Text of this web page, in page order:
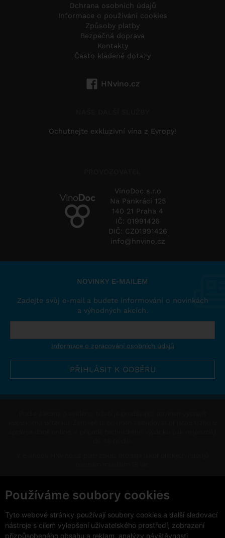
Používáme soubory cookies
Tyto webové stránky používají soubory cookies a další sledovací
nástroje s cílem vylepšení uživatelského prostředí, zobrazení
přizpůsobeného obsahu a reklam, analýzy návštěvnosti
Ochrana osobních údajů
Informace o používání cookies
Způsoby platby
Bezpečná doprava
Kontakty
Často kladené dotazy
HNvino.cz
Ochutnejte exkluzivní vína z Evropy!
VinoDoc s.r.o
Na Pankráci 125
140 21 Praha 4
IČ: 01991426
DIČ: CZ01991426
info@hnvino.cz
NOVINKY E-MAILEM
Zadejte svůj e-mail a budete informováni o novinkách
a výhodných akcích.
Informace o zpracování osobních údajů
Změnit nastavení cookies